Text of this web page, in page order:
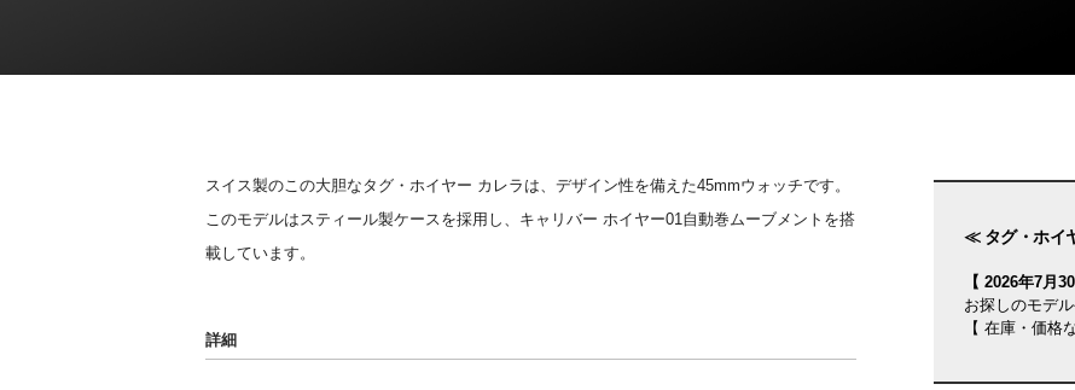
スイス製のこの大胆なタグ・ホイヤー カレラは、デザイン性を備えた45mmウォッチです。
このモデルはスティール製ケースを採用し、キャリバー ホイヤー01自動巻ムーブメントを搭
載しています。
詳細
≪ タグ・ホイ
【 2026年7月
お探しのモデ
【 在庫・価格